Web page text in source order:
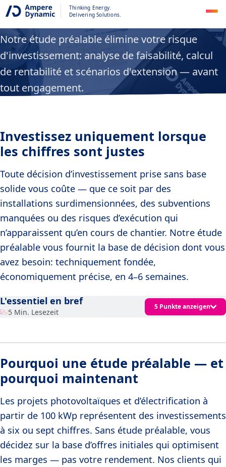
Thinking Energy.
Delivering Solutions.
Étude préalable
Notre étude préalable élimine votre risque
d'investissement: analyse de faisabilité, calcul
de rentabilité et scénarios d'extension — avant
tout engagement.
Investissez uniquement lorsque
les chiffres sont justes
Toute décision d’investissement prise sans base
solide vous coûte — que ce soit par des
installations surdimensionnées, des subventions
manquées ou des risques d’exécution qui
n’apparaissent qu’en cours de chantier. Notre étude
préalable vous fournit la base de décision dont vous
avez besoin: techniquement fondée,
économiquement précise, en 4–6 semaines.
L'essentiel en bref
5 Min. Lesezeit
5 Punkte anzeigen
Pourquoi une étude préalable — et
pourquoi maintenant
Les projets photovoltaïques et d’électrification à
partir de 100 kWp représentent des investissements
à six ou sept chiffres. Sans étude préalable, vous
décidez sur la base d’offres initiales qui optimisent
les marges — pas votre rendement. Nos clients qui